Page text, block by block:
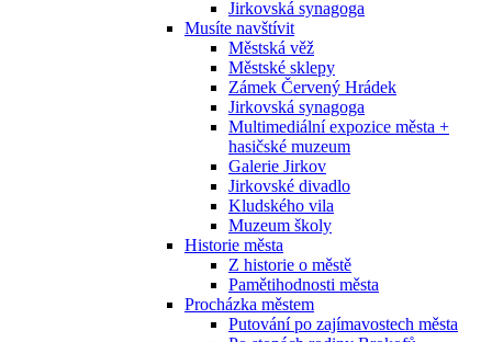
Jirkovská synagoga
Musíte navštívit
Městská věž
Městské sklepy
Zámek Červený Hrádek
Jirkovská synagoga
Multimediální expozice města +
hasičské muzeum
Galerie Jirkov
Jirkovské divadlo
Kludského vila
Muzeum školy
Historie města
Z historie o městě
Pamětihodnosti města
Procházka městem
Putování po zajímavostech města